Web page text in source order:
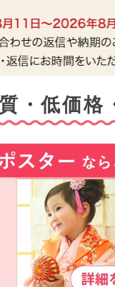
・低価格